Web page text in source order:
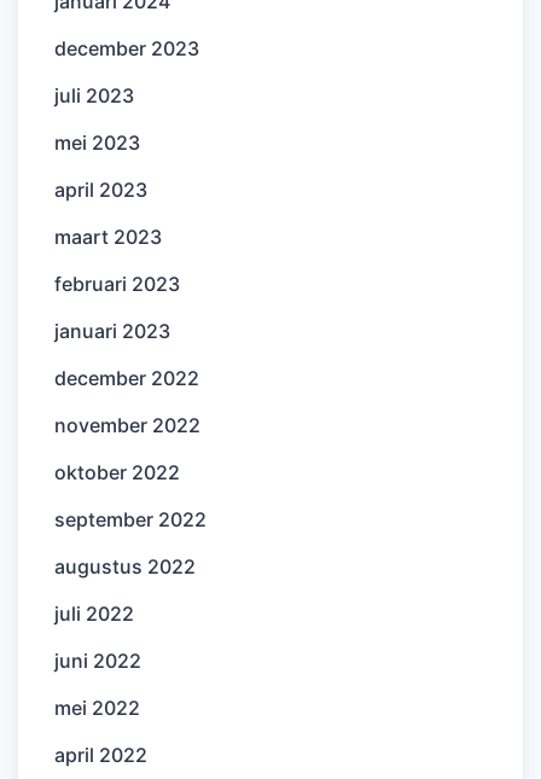
december 2023
juli 2023
mei 2023
april 2023
maart 2023
februari 2023
januari 2023
december 2022
november 2022
oktober 2022
september 2022
augustus 2022
juli 2022
juni 2022
mei 2022
april 2022